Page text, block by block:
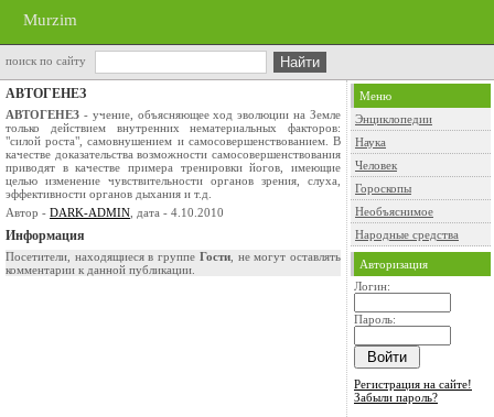
Murzim
поиск по сайту
АВТОГЕНЕЗ
АВТОГЕНЕЗ - учение, объясняющее ход эволюции на Земле
только действием внутренних нематериальных факторов:
"силой роста", самовнушением и самосовершенствованием. В
качестве доказательства возможности самосовершенствования
приводят в качестве примера тренировки йогов, имеющие
целью изменение чувствительности органов зрения, слуха,
эффективности органов дыхания и т.д.
Автор - DARK-ADMIN , дата - 4.10.2010
Информация
Посетители, находящиеся в группе Гости, не могут оставлять
комментарии к данной публикации.
Меню
Энциклопедии
Наука
Человек
Гороскопы
Необъяснимое
Народные средства
Авторизация
Логин:
Пароль:
Регистрация на сайте!
Забыли пароль?